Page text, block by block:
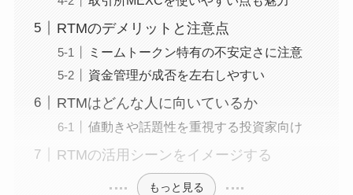
RTMのデメリットと注意点
ミームトークン特有の不安定さに注意
資金管理が成否を左右しやすい
RTMはどんな人に向いているか
値動きや話題性を重視する投資家向け
RTMの活用シーンをイメージする
もっと見る